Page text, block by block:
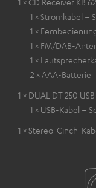
1 × Stromkabel –
1 ×
1 × FM/DAB-
1 ×
2 × AAA-Batterie
1 × DUAL DT 250
1 × USB-Kabel –
1 × Stereo-Cinch-